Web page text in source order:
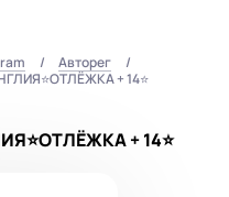
Авторег
+ 14⭐️
+ 14⭐️